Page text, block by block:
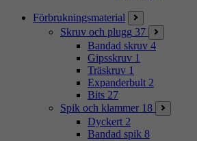
Förbrukningsmaterial
Skruv och plugg 37
Bandad skruv 4
Gipsskruv 1
Träskruv 1
Expanderbult 2
Bits 27
Spik och klammer 18
Dyckert 2
Bandad spik 8